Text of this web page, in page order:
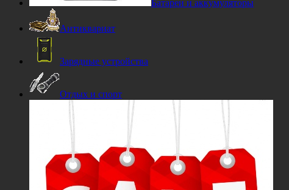
Батареи и аккумуляторы
Антиквариат
Зарядные устройства
Отдых и спорт